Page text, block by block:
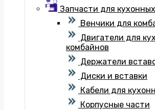
Запчасти для
Венчики для
Двигатели для
комбайнов
Держатели
Диски и вставки
Кабели для
Корпусные части